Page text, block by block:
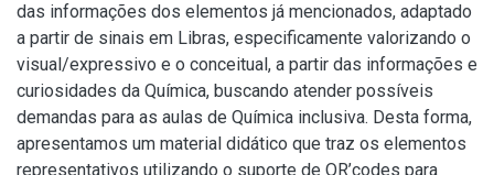
das informações dos elementos já mencionados, adaptado
a partir de sinais em Libras, especificamente valorizando o
visual/expressivo e o conceitual, a partir das informações e
curiosidades da Química, buscando atender possíveis
demandas para as aulas de Química inclusiva. Desta forma,
apresentamos um material didático que traz os elementos
representativos utilizando o suporte de QR’codes para